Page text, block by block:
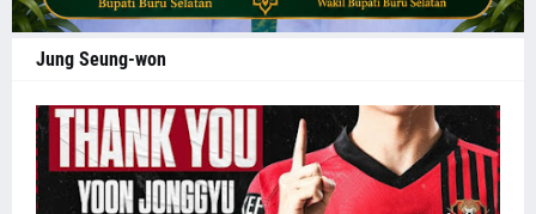
Jung Seung-won